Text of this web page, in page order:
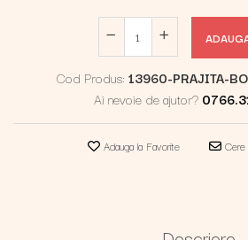
Cod Produs: 13960-PRAJITA-
Ai nevoie de ajutor?
Adauga la Favorite Cere